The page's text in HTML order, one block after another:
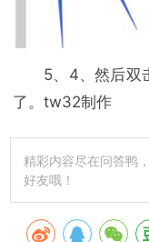
5、4、然后双
了。tw32制作
精彩内容尽在问答鸭
好友哦！